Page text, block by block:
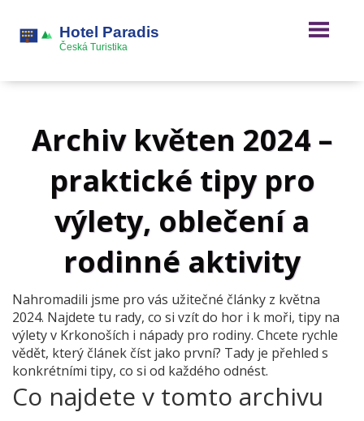
Archiv květen 2024 –
praktické tipy pro
výlety, oblečení a
rodinné aktivity
Nahromadili jsme pro vás užitečné články z května
2024. Najdete tu rady, co si vzít do hor i k moři, tipy na
výlety v Krkonoších i nápady pro rodiny. Chcete rychle
vědět, který článek číst jako první? Tady je přehled s
konkrétními tipy, co si od každého odnést.
Co najdete v tomto archivu